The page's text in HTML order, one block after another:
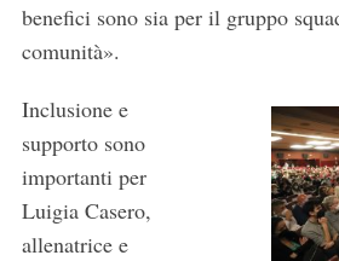
benefici sono sia per il gruppo
comunità».
Inclusione e
supporto sono
importanti per
Luigia Casero,
allenatrice e